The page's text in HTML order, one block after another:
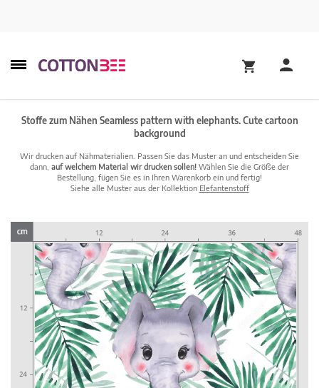
Stoffe zum Nähen Seamless pattern with elephants. Cute cartoon
background
Wir drucken auf Nähmaterialien. Passen Sie das Muster an und entscheiden Sie
dann, auf welchem Material wir drucken sollen! Wählen Sie die Größe der
Bestellung, fügen Sie es in Ihren Warenkorb ein und fertig!
Siehe alle Muster aus der Kollektion Elefantenstoff